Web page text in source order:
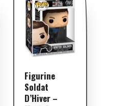
Figurine
Soldat
D’Hiver –